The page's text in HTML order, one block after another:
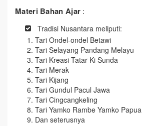
Materi Bahan Ajar :
Tradisi Nusantara meliputi:
Tari Ondel-ondel Betawi
Tari Selayang Pandang Melayu
Tari Kreasi Tatar Ki Sunda
Tari Merak
Tari Kijang
Tari Gundul Pacul Jawa
Tari Cingcangkeling
Tari Yamko Rambe Yamko Papua
Dan seterusnya